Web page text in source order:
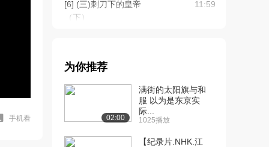
手机看
[6] (三)刺刀下的皇帝
（下）
11:59
8234播放
[8] (四)魔鬼731（下） 12:01
[9] (五)兵败诺门坎（上）
为你推荐
02:00
满街的太阳旗与和
服 以为是东京实
际...
1025播放
【纪录片.NHK.江